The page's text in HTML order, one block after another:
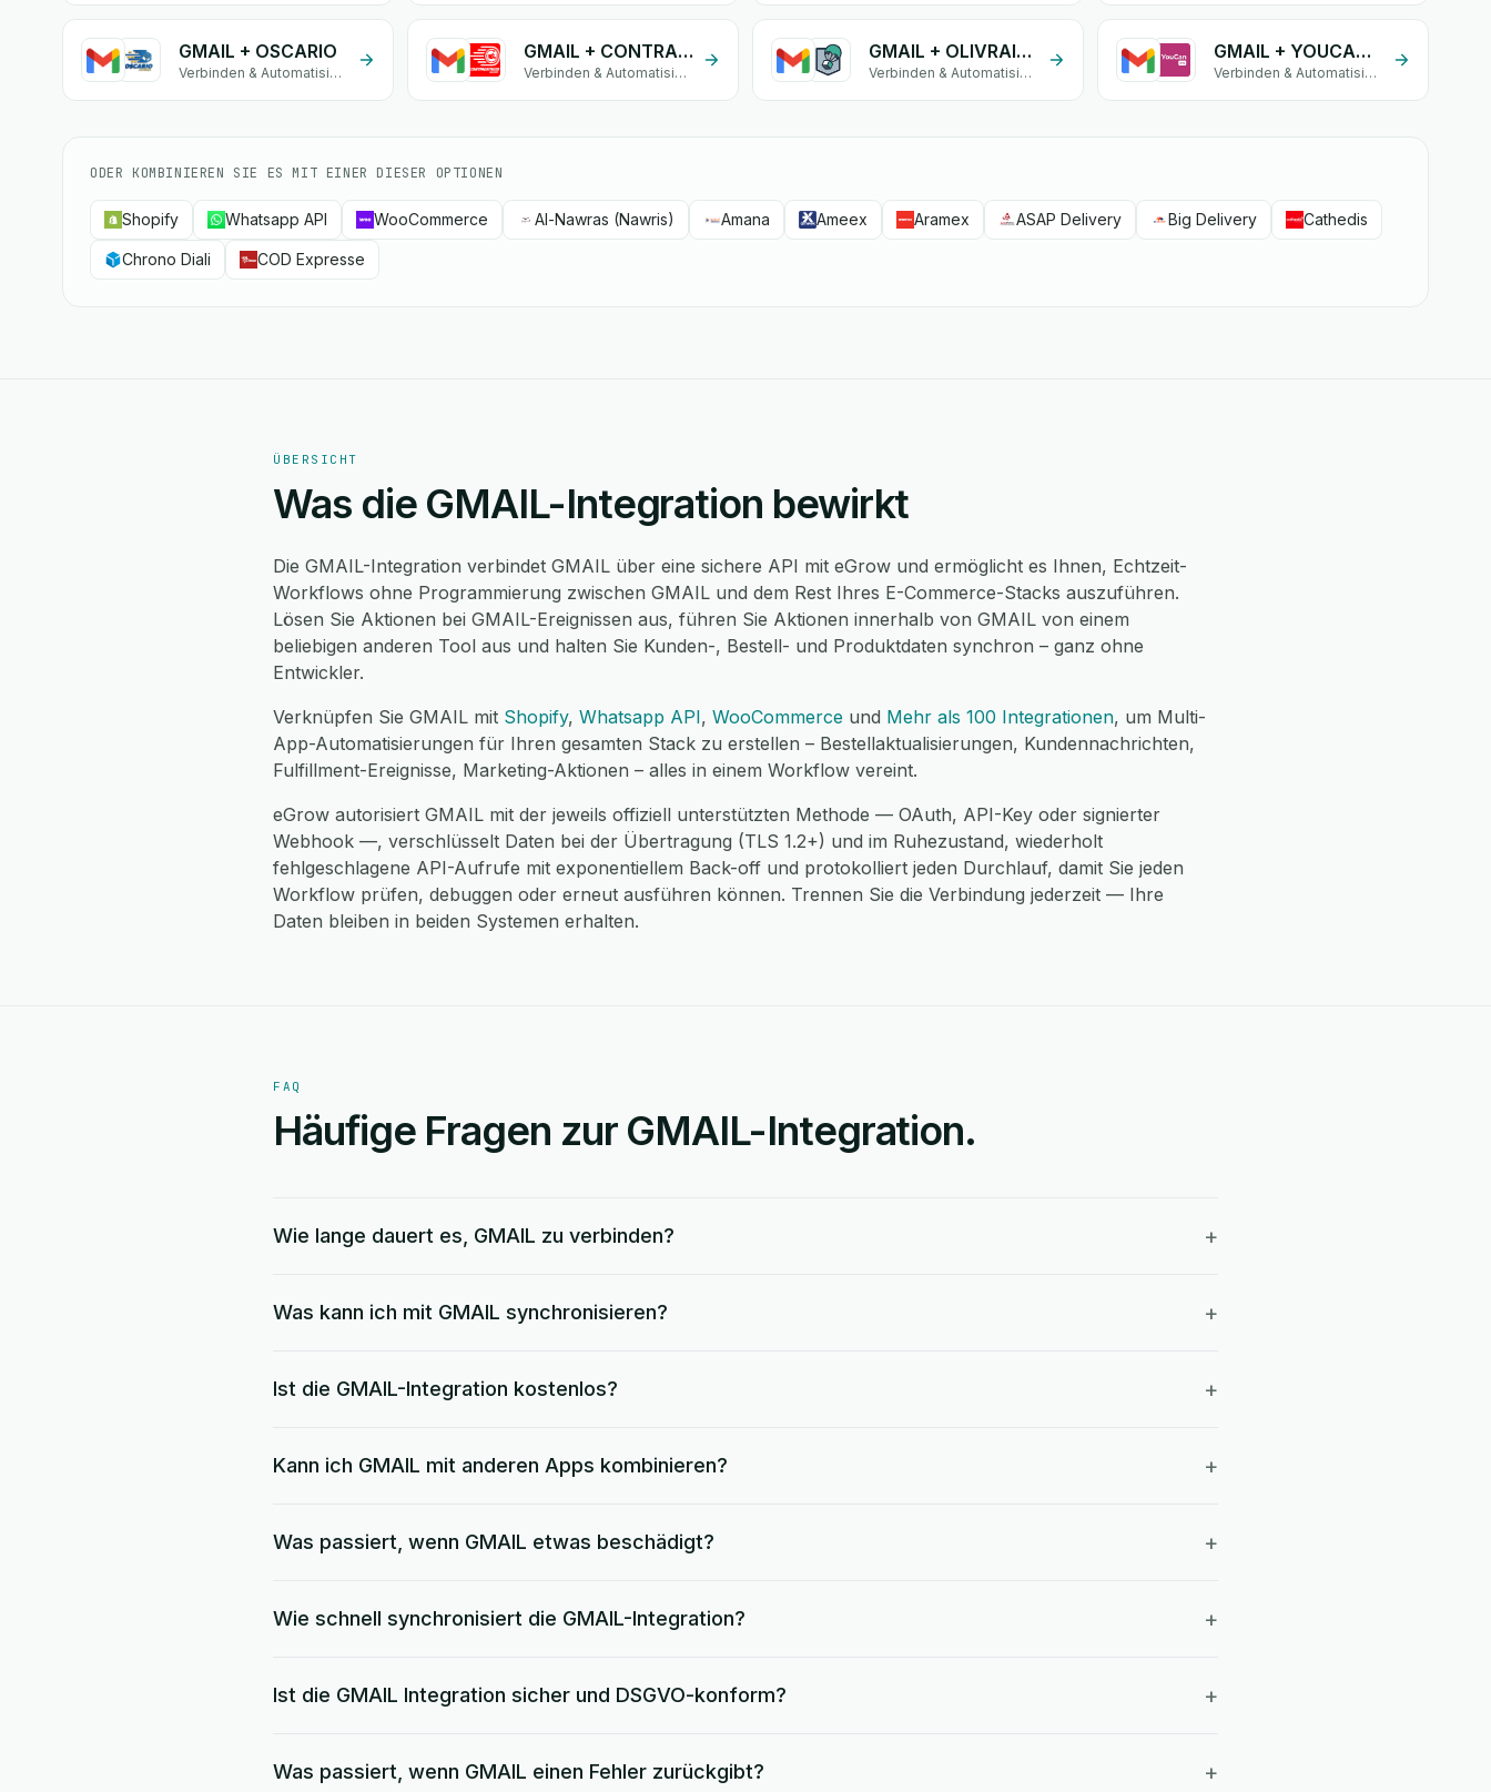
GMAIL + OSCARIO
Verbinden & Automatisieren
GMAIL + CONTRAENTREGA
Verbinden & Automatisieren
GMAIL + OLIVRAISON
Verbinden & Automatisieren
GMAIL + YOUCANSHIP
Verbinden & Automatisieren
ODER KOMBINIEREN SIE ES MIT EINER DIESER OPTIONEN
Shopify Whatsapp API WooCommerce Al-Nawras (Nawris) Amana Ameex Aramex ASAP Delivery Big Delivery Cathedis
Chrono Diali COD Expresse
ÜBERSICHT
Was die GMAIL-Integration bewirkt
Die GMAIL-Integration verbindet GMAIL über eine sichere API mit eGrow und ermöglicht es Ihnen, Echtzeit-
Workflows ohne Programmierung zwischen GMAIL und dem Rest Ihres E-Commerce-Stacks auszuführen.
Lösen Sie Aktionen bei GMAIL-Ereignissen aus, führen Sie Aktionen innerhalb von GMAIL von einem
beliebigen anderen Tool aus und halten Sie Kunden-, Bestell- und Produktdaten synchron – ganz ohne
Entwickler.
Verknüpfen Sie GMAIL mit Shopify, Whatsapp API, WooCommerce und Mehr als 100 Integrationen, um Multi-
App-Automatisierungen für Ihren gesamten Stack zu erstellen – Bestellaktualisierungen, Kundennachrichten,
Fulfillment-Ereignisse, Marketing-Aktionen – alles in einem Workflow vereint.
eGrow autorisiert GMAIL mit der jeweils offiziell unterstützten Methode — OAuth, API-Key oder signierter
Webhook —, verschlüsselt Daten bei der Übertragung (TLS 1.2+) und im Ruhezustand, wiederholt
fehlgeschlagene API-Aufrufe mit exponentiellem Back-off und protokolliert jeden Durchlauf, damit Sie jeden
Workflow prüfen, debuggen oder erneut ausführen können. Trennen Sie die Verbindung jederzeit — Ihre
Daten bleiben in beiden Systemen erhalten.
FAQ
Häufige Fragen zur GMAIL-Integration.
Wie lange dauert es, GMAIL zu verbinden? +
Was kann ich mit GMAIL synchronisieren? +
Ist die GMAIL-Integration kostenlos? +
Kann ich GMAIL mit anderen Apps kombinieren? +
Was passiert, wenn GMAIL etwas beschädigt? +
Wie schnell synchronisiert die GMAIL-Integration? +
Ist die GMAIL Integration sicher und DSGVO-konform? +
Was passiert, wenn GMAIL einen Fehler zurückgibt? +